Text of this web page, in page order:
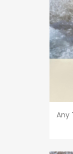
Any